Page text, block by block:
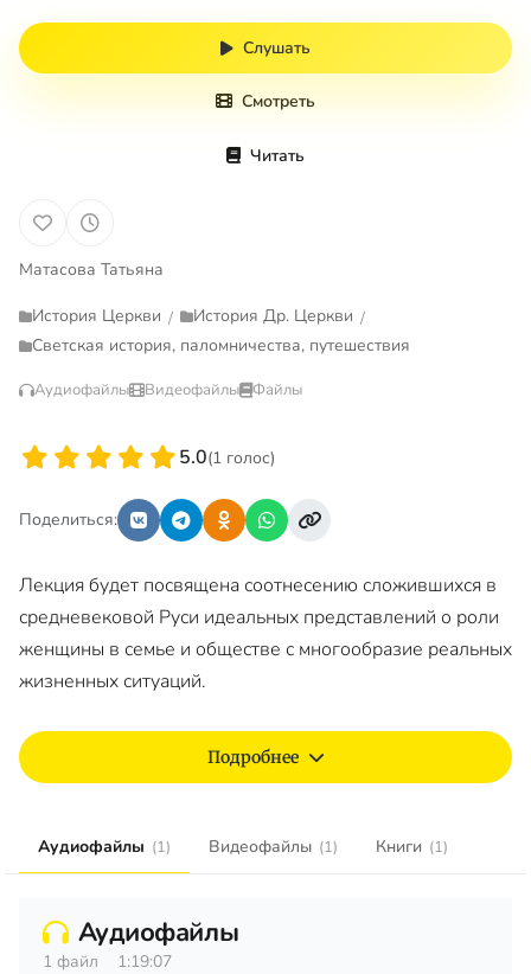
Слушать
Смотреть
Читать
Матасова Татьяна
История Церкви / История Др. Церкви /
Светская история, паломничества, путешествия
Аудиофайлы Видеофайлы Файлы
5.0(1 голос)
Поделиться:
Лекция будет посвящена соотнесению сложившихся в
средневековой Руси идеальных представлений о роли
женщины в семье и обществе с многообразие реальных
жизненных ситуаций.
Подробнее
Аудиофайлы (1) Видеофайлы (1) Книги (1)
Аудиофайлы
1 файл 1:19:07